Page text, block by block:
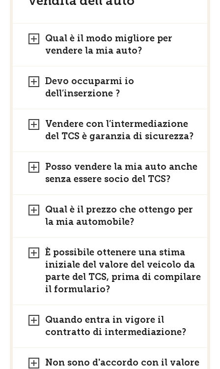
Qual è il modo migliore per
vendere la mia auto?
Devo occuparmi io
dell’inserzione ?
Vendere con l’intermediazione
del TCS è garanzia di sicurezza?
Posso vendere la mia auto anche
senza essere socio del TCS?
Qual è il prezzo che ottengo per
la mia automobile?
È possibile ottenere una stima
iniziale del valore del veicolo da
parte del TCS, prima di compilare
il formulario?
Quando entra in vigore il
contratto di intermediazione?
Non sono d'accordo con il valore